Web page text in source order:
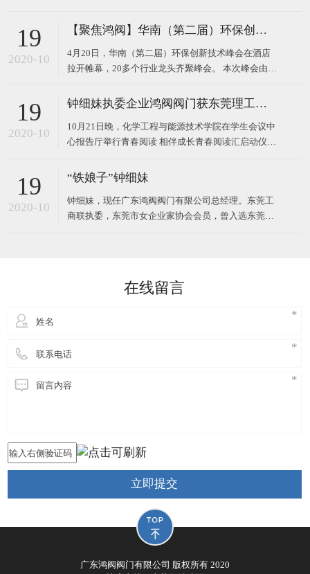
限公司董事长钟细妹、化能学院党委书记夏勇、化能
场仪式。化能学院党委委员、各支部书记、政治辅导
员、班主任
19
2020-10
【聚焦鸿阀】华南（第二届）环保创新技术峰会
4月20日，华南（第二届）环保创新技术峰会在酒店
拉开帷幕，20多个行业龙头齐聚峰会。 本次峰会由广
司作为主办方，以高新技术对接，最新技术产品，超
用，共同将环
19
2020-10
钟细妹执委企业鸿阀阀门获东莞理工学院校长马宏伟亲赠牌匾
10月21日晚，化学工程与能源技术学院在学生会议中
心报告厅举行青春阅读 相伴成长青春阅读汇启动仪
妹，与东莞理工学院党委副书记、校长马宏伟，化能
处长廖文波出席本场仪式。化能学院各支部书记、政
治辅导员、班
19
2020-10
“铁娘子”钟细妹
钟细妹，现任广东鸿阀阀门有限公司总经理。东莞工
商联执委，东莞市女企业家协会会员，曾入选东莞报
在线留言
立即提交
广东鸿阀阀门有限公司 版权所有 2020